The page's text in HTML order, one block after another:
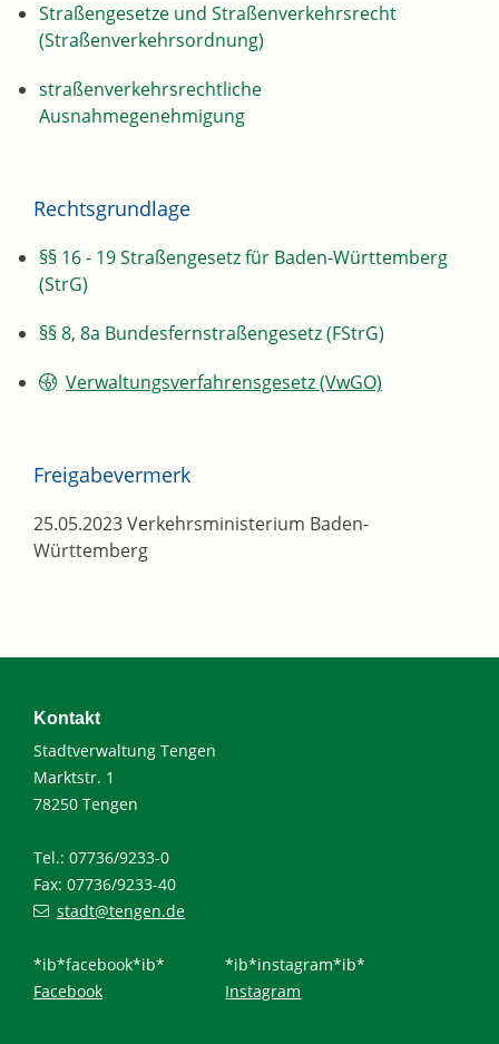
Straßengesetze und Straßenverkehrsrecht
(Straßenverkehrsordnung)
straßenverkehrsrechtliche
Ausnahmegenehmigung
Rechtsgrundlage
§§ 16 - 19 Straßengesetz für Baden-Württemberg
(StrG)
§§ 8, 8a Bundesfernstraßengesetz (FStrG)
Verwaltungsverfahrensgesetz (VwGO)
Freigabevermerk
25.05.2023 Verkehrsministerium Baden-
Württemberg
Kontakt
Stadtverwaltung Tengen
Marktstr. 1
78250 Tengen
Tel.: 07736/9233-0
Fax: 07736/9233-40
stadt@tengen.de
*ib*facebook*ib*
Facebook
*ib*instagram*ib*
Instagram